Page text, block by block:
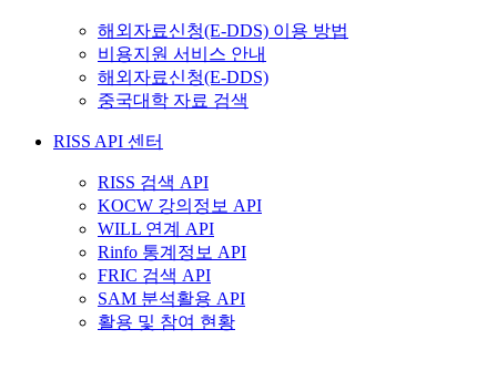
해외자료신청(E-DDS) 이용 방법
비용지원 서비스 안내
해외자료신청(E-DDS)
중국대학 자료 검색
RISS API 센터
RISS 검색 API
KOCW 강의정보 API
WILL 연계 API
Rinfo 통계정보 API
FRIC 검색 API
SAM 분석활용 API
활용 및 참여 현황